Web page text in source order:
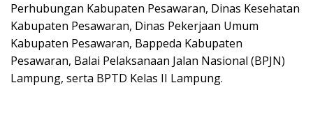
Perhubungan Kabupaten Pesawaran, Dinas Kesehatan
Kabupaten Pesawaran, Dinas Pekerjaan Umum
Kabupaten Pesawaran, Bappeda Kabupaten
Pesawaran, Balai Pelaksanaan Jalan Nasional (BPJN)
Lampung, serta BPTD Kelas II Lampung.